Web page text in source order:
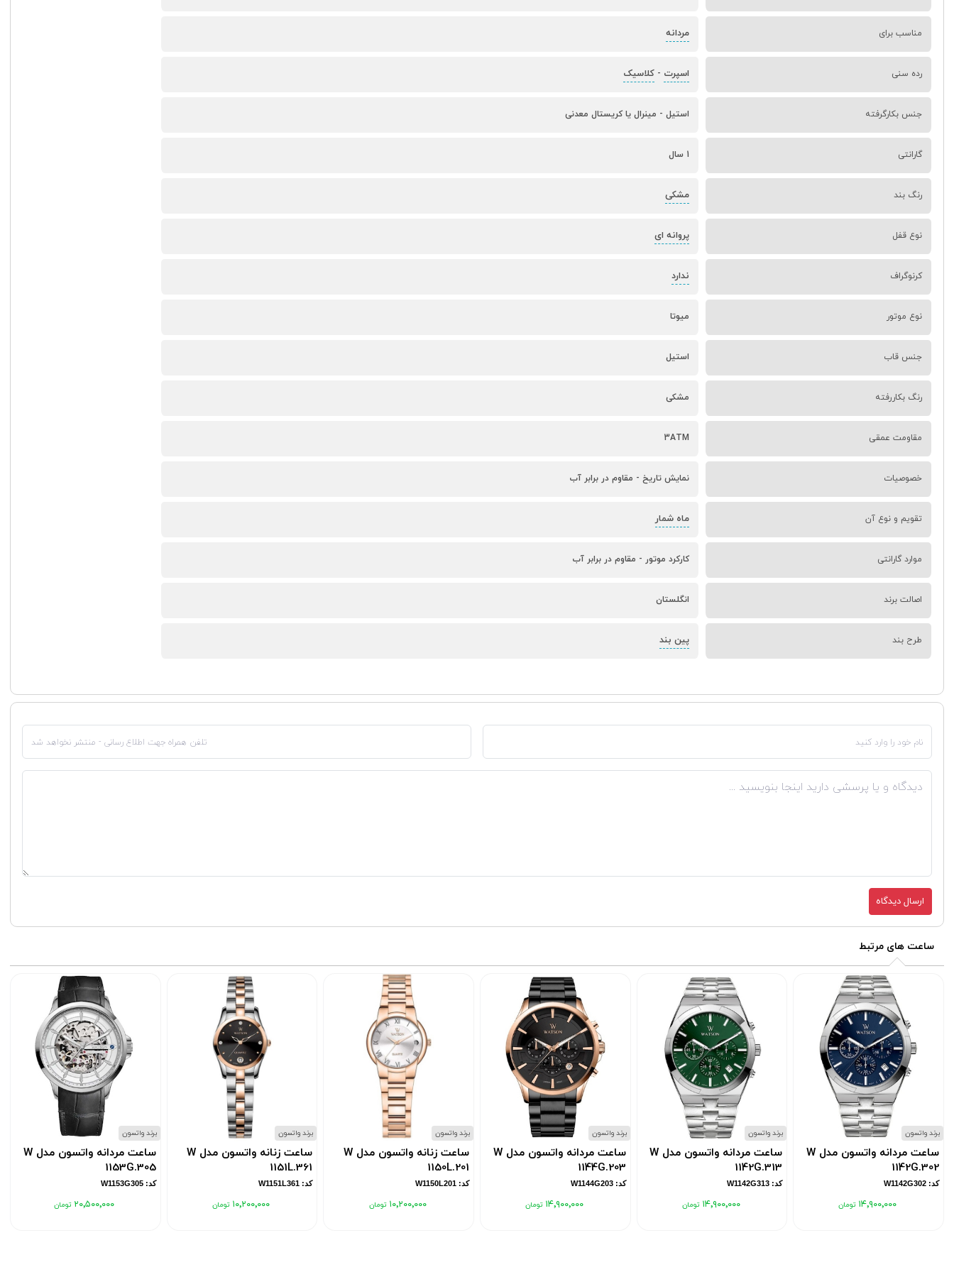
مناسب برای مردانه
رده سنی اسپرت -کلاسیک
جنس بکارگرفته استیل - مینرال یا کریستال معدنی
گارانتی 1 سال
رنگ بند مشکی
نوع قفل پروانه ای
کرنوگراف ندارد
نوع موتور میوتا
جنس قاب استیل
رنگ بکاررفته مشکی
مقاومت عمقی 3ATM
خصوصیات نمایش تاریخ - مقاوم در برابر آب
تقویم و نوع آن ماه شمار
موارد گارانتی کارکرد موتور - مقاوم در برابر آب
اصالت برند انگلستان
طرح بند پین بند
ارسال دیدگاه
ساعت های مرتبط
برند واتسون
ساعت مردانه واتسون مدل W
1142G.302
کد: W1142G302
۱۴٬۹۰۰٬۰۰۰
برند واتسون
ساعت مردانه واتسون مدل W
1142G.313
کد: W1142G313
۱۴٬۹۰۰٬۰۰۰
برند واتسون
ساعت مردانه واتسون مدل W
1144G.203
کد: W1144G203
۱۴٬۹۰۰٬۰۰۰
برند واتسون
ساعت زنانه واتسون مدل W
1150L.201
کد: W1150L201
۱۰٬۲۰۰٬۰۰۰
برند واتسون
ساعت زنانه واتسون مدل W
1151L.361
کد: W1151L361
۱۰٬۲۰۰٬۰۰۰
برند واتسون
ساعت مردانه واتسون مدل W
1153G.305
کد: W1153G305
۲۰٬۵۰۰٬۰۰۰